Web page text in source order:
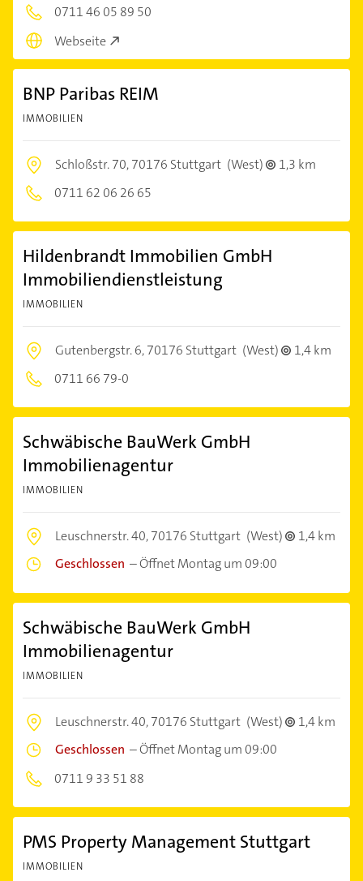
0711 46 05 89 50
Webseite
BNP Paribas REIM
IMMOBILIEN
Schloßstr. 70,70176 Stuttgart (West)
1,3 km
0711 62 06 26 65
Hildenbrandt Immobilien GmbH
Immobiliendienstleistung
IMMOBILIEN
Gutenbergstr. 6,70176 Stuttgart (West)
1,4 km
0711 66 79-0
Schwäbische BauWerk GmbH
Immobilienagentur
IMMOBILIEN
Leuschnerstr. 40,70176 Stuttgart (West)
1,4 km
Geschlossen –Öffnet Montag um 09:00
Schwäbische BauWerk GmbH
Immobilienagentur
IMMOBILIEN
Leuschnerstr. 40,70176 Stuttgart (West)
1,4 km
Geschlossen –Öffnet Montag um 09:00
0711 9 33 51 88
PMS Property Management Stuttgart
IMMOBILIEN